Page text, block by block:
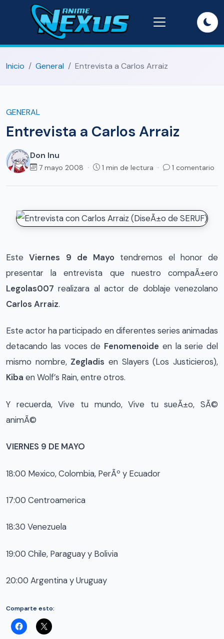
Inicio General Entrevista a Carlos Arraiz
GENERAL
Entrevista a Carlos Arraiz
Don Inu
7 mayo 2008 · 1 min de lectura · 1 comentario
EsteViernes 9 de Mayo tendremos el honor de
presentar la entrevista que nuestro compaÃ±ero
Legolas007 realizara al actor de doblaje venezolano
Carlos Arraiz.
Este actor ha participado en diferentes series animadas
detacando las voces de Fenomenoide en la serie del
mismo nombre, Zegladis en Slayers (Los Justicieros),
Kiba en Wolf’s Rain, entre otros.
Y recuerda, Vive tu mundo, Vive tu sueÃ±o, SÃ©
animÃ©
VIERNES 9 DE MAYO
18:00 Mexico, Colombia, PerÃº y Ecuador
17:00 Centroamerica
18:30 Venezuela
19:00 Chile, Paraguay y Bolivia
20:00 Argentina y Uruguay
Comparte esto: